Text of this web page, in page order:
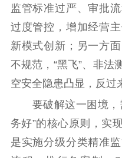
主题宣传
记者之家
文
精品生产
文化交流
紫金文化艺术节
监管标准过严、审批
过度管控，增加经营
新模式创新；另一方
不规范，“黑飞”、非法
空安全隐患凸显，反过
要破解这一困境，
务好”的核心原则，实
是实施分级分类精准